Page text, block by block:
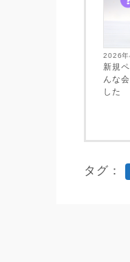
2026年
新規
んな
した
タグ